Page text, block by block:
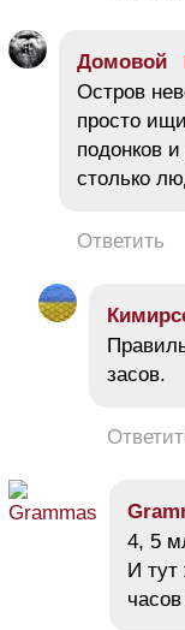
Домовой
Остров
просто
подонков
столько
Ответить
засов.
4, 5
И тут